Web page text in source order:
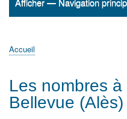
Navigation
Accueil
ActualitésMATh.en.JEANS ?
Régions et Ateliers
Créer, gérer un atelier
Sujets/Publications
Congrès
d'Ariane
Accueil
Les nombres
Bellevue (Alès)